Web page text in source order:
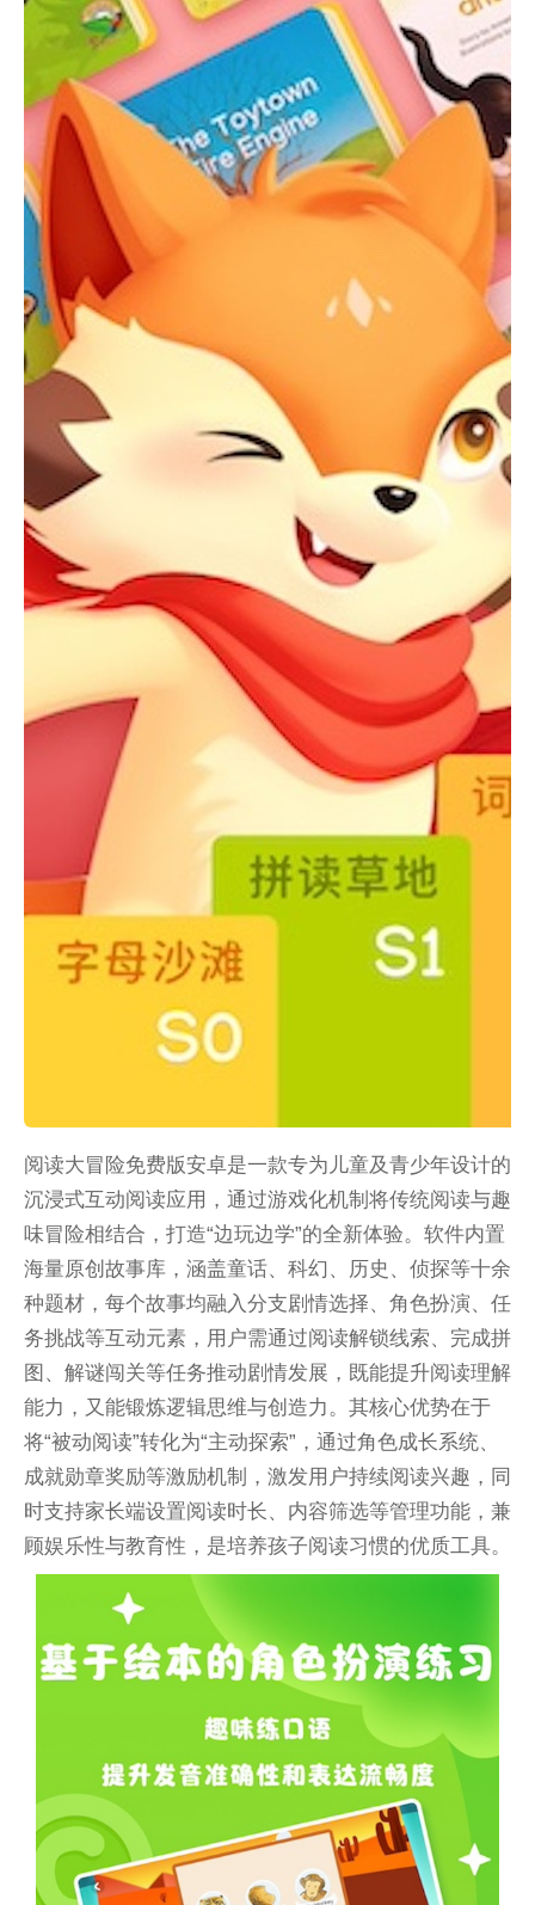
阅读大冒险免费版安卓是一款专为儿童及青少年设计的
沉浸式互动阅读应用，通过游戏化机制将传统阅读与趣
味冒险相结合，打造“边玩边学”的全新体验。软件内置
海量原创故事库，涵盖童话、科幻、历史、侦探等十余
种题材，每个故事均融入分支剧情选择、角色扮演、任
务挑战等互动元素，用户需通过阅读解锁线索、完成拼
图、解谜闯关等任务推动剧情发展，既能提升阅读理解
能力，又能锻炼逻辑思维与创造力。其核心优势在于
将“被动阅读”转化为“主动探索”，通过角色成长系统、
成就勋章奖励等激励机制，激发用户持续阅读兴趣，同
时支持家长端设置阅读时长、内容筛选等管理功能，兼
顾娱乐性与教育性，是培养孩子阅读习惯的优质工具。